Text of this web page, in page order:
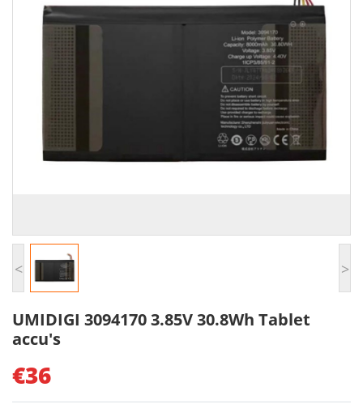
< >
UMIDIGI 3094170 3.85V 30.8Wh Tablet
accu's
€36